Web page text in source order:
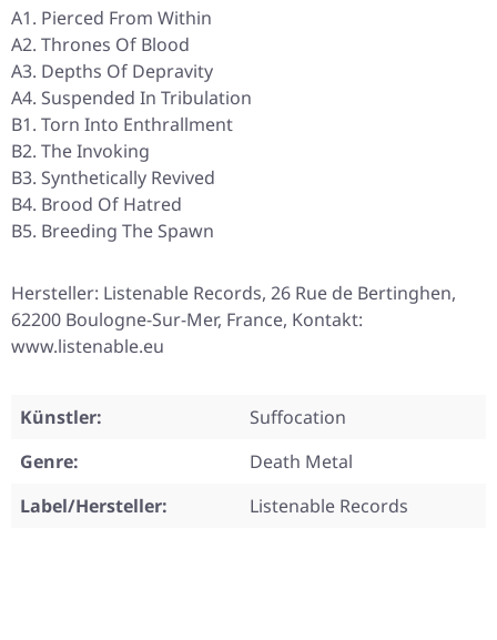
A1. Pierced From Within
A2. Thrones Of Blood
A3. Depths Of Depravity
A4. Suspended In Tribulation
B1. Torn Into Enthrallment
B2. The Invoking
B3. Synthetically Revived
B4. Brood Of Hatred
B5. Breeding The Spawn
Hersteller: Listenable Records, 26 Rue de Bertinghen,
62200 Boulogne-Sur-Mer, France, Kontakt:
www.listenable.eu
Künstler:
Suffocation
Genre:
Death Metal
Label/Hersteller:
Listenable Records